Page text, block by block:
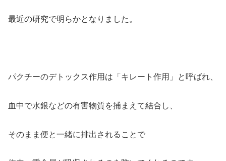
最近の研究で明らかとなりました。
パクチーのデトックス作用は 「キレート作用」 と呼ばれ、
血中で水銀などの有害物質を捕まえて結合し、
そのまま便と一緒に排出されることで